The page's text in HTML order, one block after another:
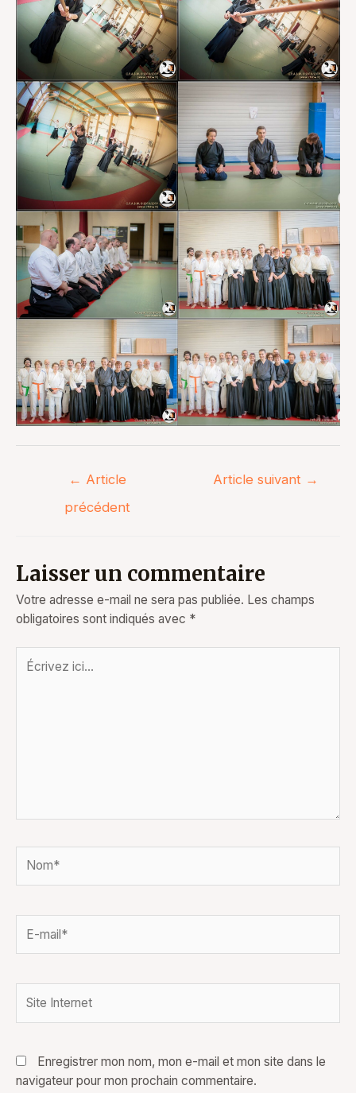
← Article
précédent
Article suivant →
Laisser un commentaire
Votre adresse e-mail ne sera pas publiée. Les champs
obligatoires sont indiqués avec *
Écrivez
ici…
mail*
Internet
Enregistrer mon nom, mon e-mail et mon site dans le
navigateur pour mon prochain commentaire.